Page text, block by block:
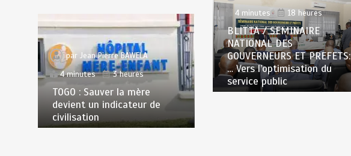
parJean Pierre BAWELA
4 minutes
3 heures
TOGO : Sauver la mère
devient un indicateur de
civilisation
4 minutes
18 heures
BLITTA / SEMINAIRE
NATIONAL DES
GOUVERNEURS ET PREFETS:
… Vers l’optimisation du
service public